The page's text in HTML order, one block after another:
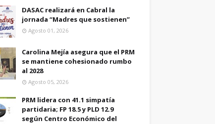
DASAC realizará en Cabral la
jornada “Madres que sostienen”
Agosto 01, 2026
Carolina Mejía asegura que el PRM
se mantiene cohesionado rumbo
al 2028
Agosto 05, 2026
PRM lidera con 41.1 simpatía
partidaria; FP 18.5 y PLD 12.9
según Centro Económico del